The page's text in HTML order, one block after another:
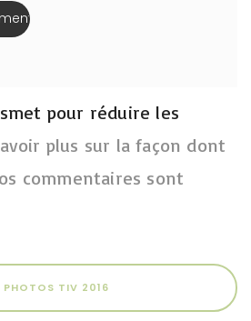
pour réduire les
plus sur la façon dont
commentaires sont
PHOTOS TIV 2016